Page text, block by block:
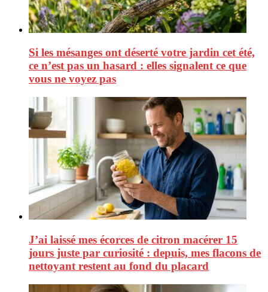
Si les mésanges ont déserté votre jardin cet été,
ce n’est pas un hasard : elles signalent ce que
vous ne voyez pas
J’ai laissé mes écorces de citron macérer 15
jours juste par curiosité : depuis, mes flacons de
nettoyant restent au fond du placard